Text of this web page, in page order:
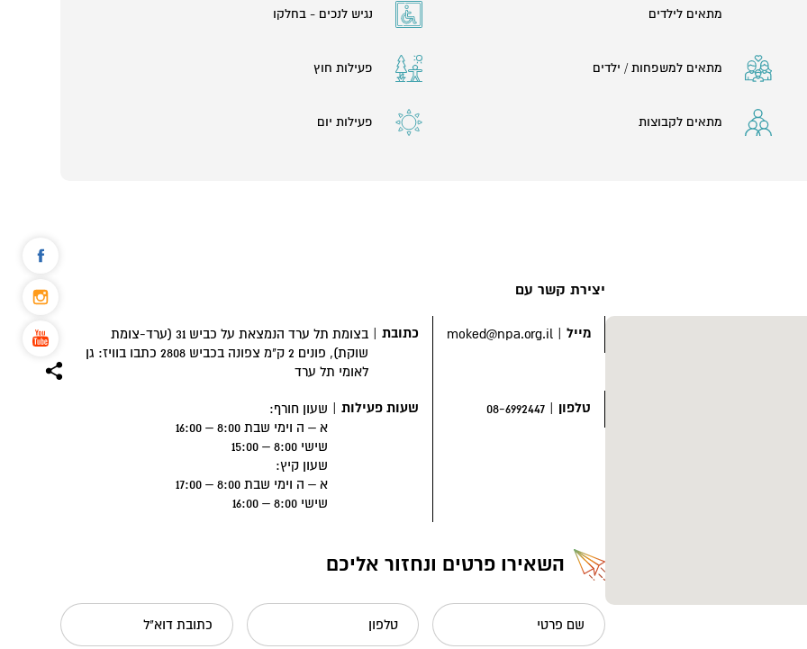
פולחנית המרמזת על
, דומים לאלו שנמצאו בעין גדי
מקדש, ככל הנראה מקדש
סגור ובו מזרנים וחימום,
מתאים לילדים
מתאים למשפחות / ילדים
מתאים לקבוצות
נגיש לנכים - בחלקו
פעילות חוץ
פעילות יום
יצירת קשר עם
מייל |
moked@npa.org.il כתובת |
בצומת תל ערד הנמצאת על כביש 31 (ערד-צומת
שוקת), פונים 2 ק"מ צפונה בכביש 2808 כתבו בוויז: גן
לאומי תל ערד
טלפון |
08-6992447 שעות פעילות | שעון חורף:
א – ה וימי שבת 8:00 – 16:00
שישי 8:00 – 15:00
שעון קיץ:
א – ה וימי שבת 8:00 – 17:00
שישי 8:00 – 16:00
השאירו פרטים ונחזור אליכם
שם פרטי טלפון כתובת דוא"ל